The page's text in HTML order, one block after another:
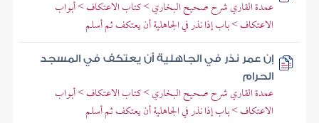
عمدة القاري شرح صحيح البخاري > كتاب الاعتكاف > أبواب
الاعتكاف > باب إذا نذر في الجاهلية أن يعتكف ثم أسلم
إن عمر نذر في الجاهلية أن يعتكف في المسجد
الحرام
عمدة القاري شرح صحيح البخاري > كتاب الاعتكاف > أبواب
الاعتكاف > باب إذا نذر في الجاهلية أن يعتكف ثم أسلم